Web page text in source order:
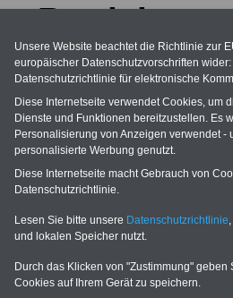
(BetrVG): §
Geltung
Unsere Website beachtet die Richtlinie zur
europäischer Datenschutzvorschriften
Datenschutzrichtlinie für elektronische
Diese Internetseite verwendet Cookies, um
Dienste und Funktionen bereitzustellen. Es
Personalisierung von Anzeigen verwendet
personalisierte Werbung genutzt.
Diese Internetseite macht Gebrauch von
Datenschutzrichtlinie.
Lesen Sie bitte unsere Datenschutzrichtlinie
und lokalen Speicher nutzt.
Durch das Klicken von "Zustimmung"
Cookies auf Ihrem Gerät zu speichern.